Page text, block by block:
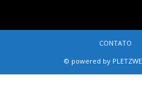
CONTATO
© powered by